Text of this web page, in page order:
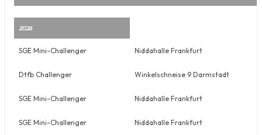
2026
SGE Mini-Challenger Niddahalle Frankfurt
Dtfb Challenger Winkelschneise 9 Darmstadt
SGE Mini-Challenger Niddahalle Frankfurt
SGE Mini-Challenger Niddahalle Frankfurt